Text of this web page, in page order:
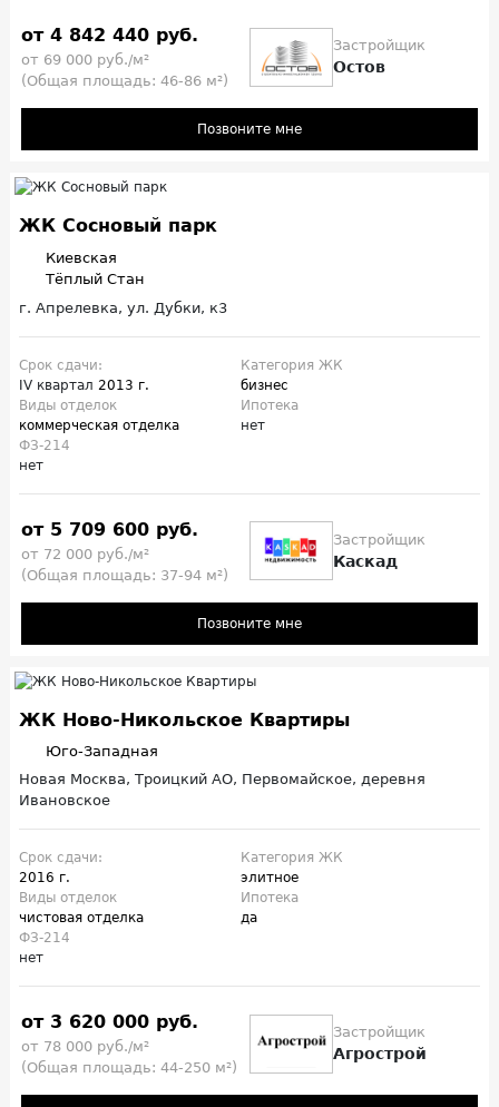
от 4 842 440 руб.
от 69 000 руб./м²
(Общая площадь: 46-86 м²)
Застройщик
Остов
Позвоните мне
ЖК Сосновый парк
Киевская
Тёплый Стан
г. Апрелевка, ул. Дубки, к3
Срок сдачи:
IV квартал 2013 г.
Категория ЖК
бизнес
Виды отделок
коммерческая отделка
Ипотека
нет
ФЗ-214
нет
от 5 709 600 руб.
от 72 000 руб./м²
(Общая площадь: 37-94 м²)
Застройщик
Каскад
Позвоните мне
ЖК Ново-Никольское Квартиры
Юго-Западная
Новая Москва, Троицкий АО, Первомайское, деревня
Ивановское
Срок сдачи:
2016 г.
Категория ЖК
элитное
Виды отделок
чистовая отделка
Ипотека
да
ФЗ-214
нет
от 3 620 000 руб.
от 78 000 руб./м²
(Общая площадь: 44-250 м²)
Застройщик
Агрострой